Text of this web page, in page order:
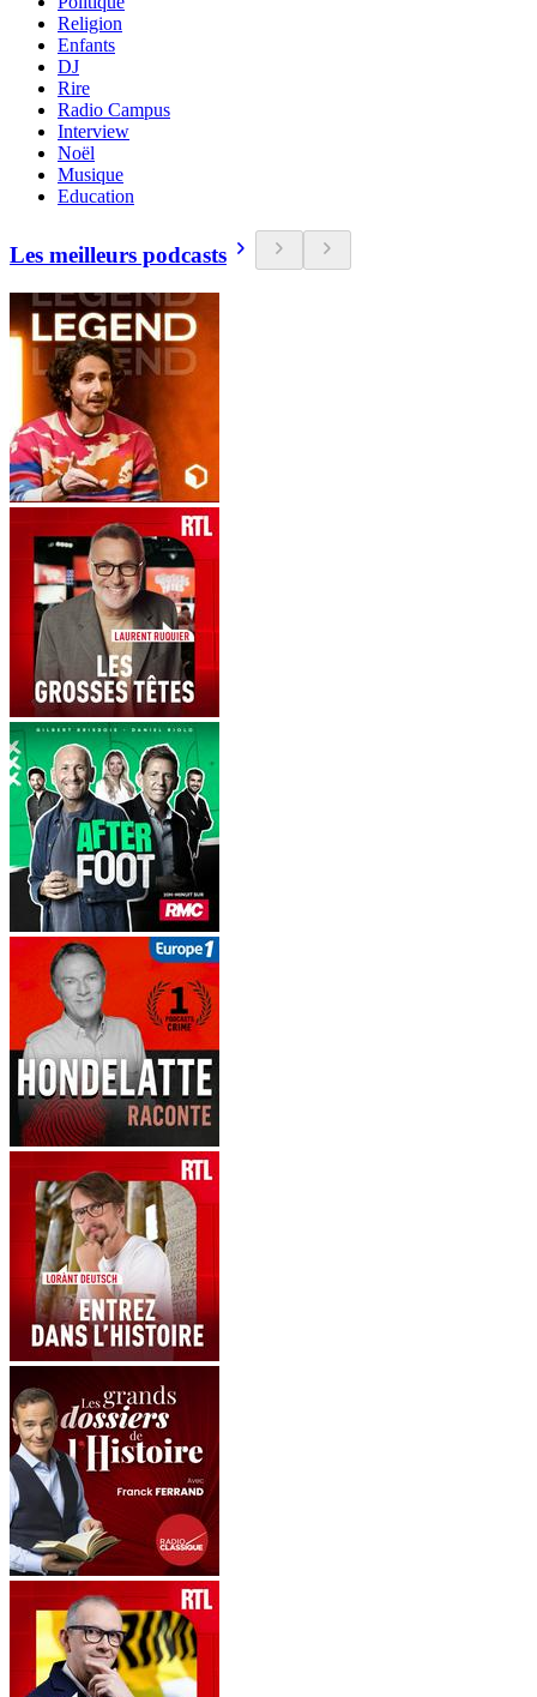
Religion
Enfants
DJ
Rire
Radio Campus
Interview
Noël
Musique
Education
Les meilleurs podcasts